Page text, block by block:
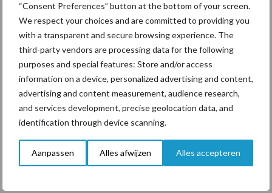
“Consent Preferences” button at the bottom of your screen.
We respect your choices and are committed to providing you
with a transparent and secure browsing experience. The
third-party vendors are processing data for the following
purposes and special features: Store and/or access
information on a device, personalized advertising and content,
advertising and content measurement, audience research,
and services development, precise geolocation data, and
identification through device scanning.
Aanpassen Alles afwijzen Alles accepteren
in 2023 kunnen oplopen tot 43%.
De melkreus Lactalis denkt dat de consument zich heeft
afgekeerd van biologische melk omdat men het voordeel niet
meer ziet. Daarom moeten er nieuwe garanties komen om het
verschil duidelijk te maken met de andere lonende vermeldingen.
Zoals verder ingaan op de milieuverplichtingen, zo zegt de CEO
van Lactalis, Jean-Marc Bernier.
Bron:Agroberichten Buitenland
Aanbevolen voor jou!